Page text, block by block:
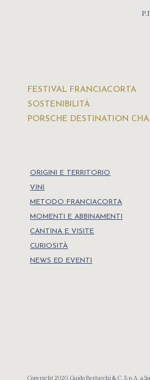
FESTIVAL FRANCIACORTA
SOSTENIBILITÀ
PORSCHE DESTINATION
ORIGINI E TERRITORIO
VINI
METODO FRANCIACORTA
MOMENTI E ABBINAMENTI
CANTINA E VISITE
CURIOSITÀ
NEWS ED EVENTI
Copyright 2020, Guido Berlucchi & C. S.p.A. a